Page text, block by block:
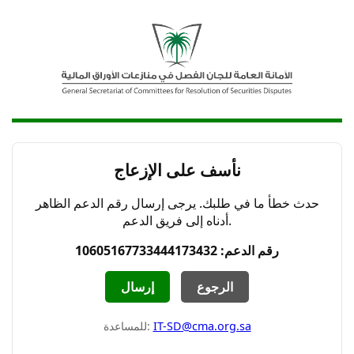
نأسف على الإزعاج
حدث خطأ ما في طلبك. يرجى إرسال رقم الدعم الظاهر
أدناه إلى فريق الدعم.
رقم الدعم: 10605167733444173432
إرسال الرجوع
للمساعدة: IT-SD@cma.org.sa